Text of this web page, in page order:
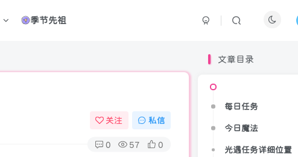
季节先祖
关注 私信
0 57 0
文章目录
每日任务
今日魔法
光遇任务详细位置